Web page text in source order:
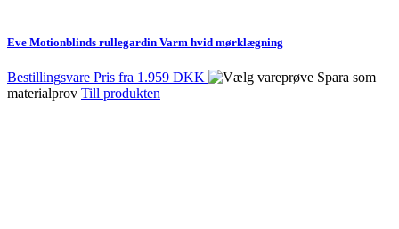
Eve Motionblinds rullegardin Varm hvid mørklægning
Bestillingsvare Pris fra 1.959 DKK
Spara som
materialprov Till produkten